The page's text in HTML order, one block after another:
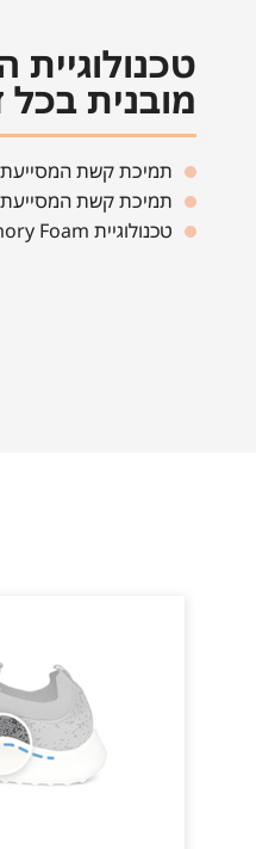
מובנית בכל
תמיכת קשת המסייעת
תמיכת קשת
טכנולוגיית Memory Foam מספקת ריפוד ונוחות מעולים